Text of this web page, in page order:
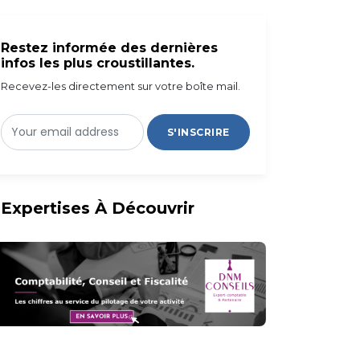
Restez informée des dernières
infos les plus croustillantes.
Recevez-les directement sur votre boîte mail.
S'INSCRIRE
Expertises À Découvrir